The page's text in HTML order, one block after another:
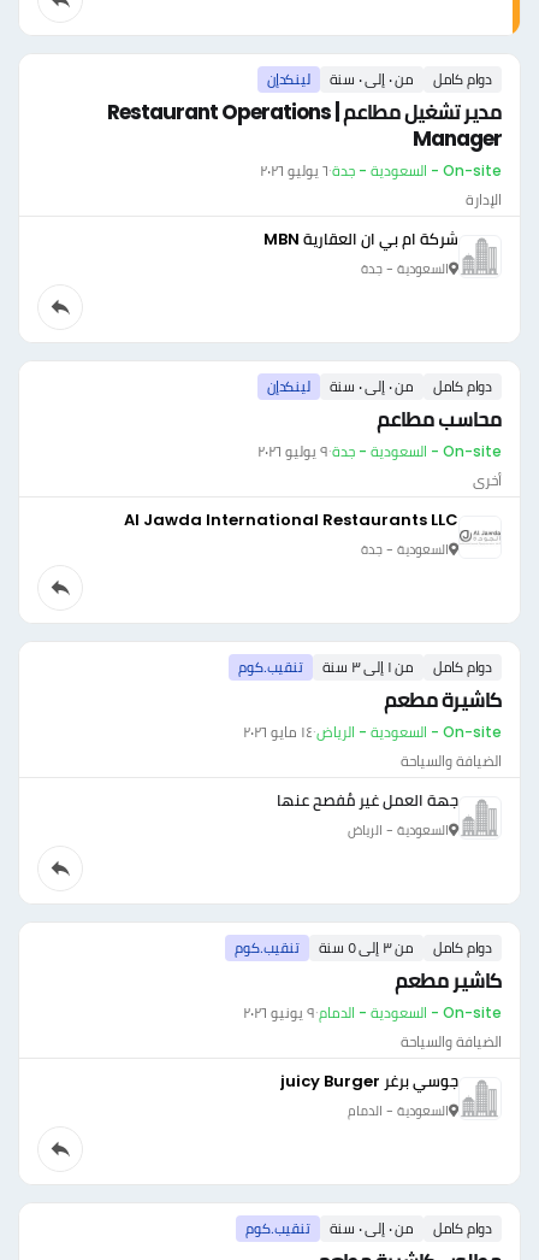
دوام كامل من ٠ إلى ٠ سنة لينكدإن
مدير تشغيل مطاعم | Restaurant Operations
Manager
On-site - السعودية - جدة ·٦ يوليو ٢٠٢٦
الإدارة
شركة ام بي ان العقارية MBN
السعودية - جدة
دوام كامل من ٠ إلى ٠ سنة لينكدإن
محاسب مطاعم
On-site - السعودية - جدة ·٩ يوليو ٢٠٢٦
أخرى
Al Jawda International Restaurants LLC
السعودية - جدة
دوام كامل من ١ إلى ٣ سنة تنقيب.كوم
كاشيرة مطعم
On-site - السعودية - الرياض ·١٤ مايو ٢٠٢٦
الضيافة والسياحة
جهة العمل غير مُفصح عنها
السعودية - الرياض
دوام كامل من ٣ إلى ٥ سنة تنقيب.كوم
كاشير مطعم
On-site - السعودية - الدمام ·٩ يونيو ٢٠٢٦
الضيافة والسياحة
جوسي برغر juicy Burger
السعودية - الدمام
دوام كامل من ٠ إلى ٠ سنة تنقيب.كوم